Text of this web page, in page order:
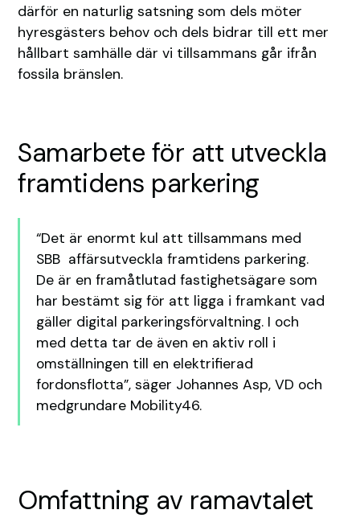
därför en naturlig satsning som dels möter
hyresgästers behov och dels bidrar till ett mer
hållbart samhälle där vi tillsammans går ifrån
fossila bränslen.
Samarbete för att utveckla
framtidens parkering
“Det är enormt kul att tillsammans med
SBB affärsutveckla framtidens parkering.
De är en framåtlutad fastighetsägare som
har bestämt sig för att ligga i framkant vad
gäller digital parkeringsförvaltning. I och
med detta tar de även en aktiv roll i
omställningen till en elektrifierad
fordonsflotta”, säger Johannes Asp, VD och
medgrundare Mobility46.
Omfattning av ramavtalet